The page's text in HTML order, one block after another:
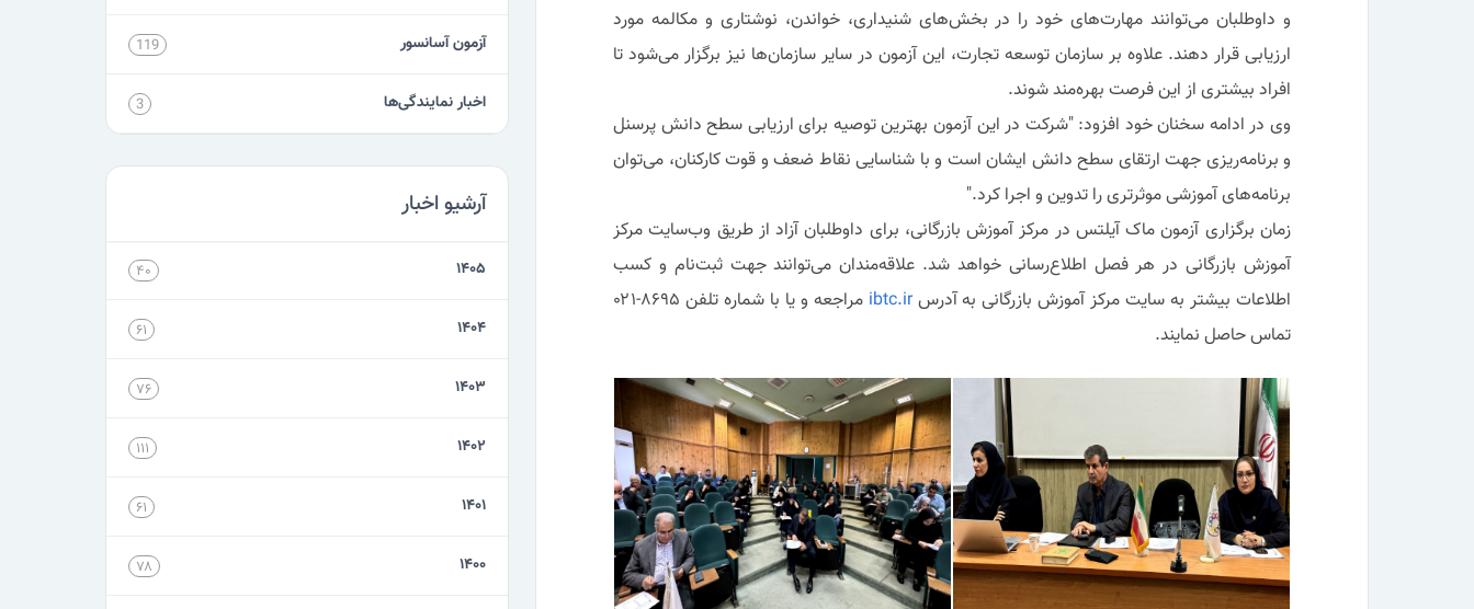
و داوطلبان می‌توانند مهارت‌های خود را در بخش‌های شنیداری، خواندن، نوشتاری و مکالمه مورد
ارزیابی قرار دهند. علاوه بر سازمان توسعه تجارت، این آزمون در سایر سازمان‌ها نیز برگزار می‌شود تا
افراد بیشتری از این فرصت بهره‌مند شوند.
وی در ادامه سخنان خود افزود: "شرکت در این آزمون بهترین توصیه برای ارزیابی سطح دانش پرسنل
و برنامه‌ریزی جهت ارتقای سطح دانش ایشان است و با شناسایی نقاط ضعف و قوت کارکنان، می‌توان
برنامه‌های آموزشی موثرتری را تدوین و اجرا کرد."
زمان برگزاری آزمون ماک آیلتس در مرکز آموزش بازرگانی، برای داوطلبان آزاد از طریق وب‌سایت مرکز
آموزش بازرگانی در هر فصل اطلاع‌رسانی خواهد شد. علاقه‌مندان می‌توانند جهت ثبت‌نام و کسب
اطلاعات بیشتر به سایت مرکز آموزش بازرگانی به آدرسibtc.ir
مراجعه و یا با شماره تلفن ۸۶۹۵-۰۲۱
تماس حاصل نمایند.
آزمون آسانسور 119
اخبار نمایندگی‌ها 3
آرشیو اخبار
۱۴۰۵ ۴۰
۱۴۰۴ ۶۱
۱۴۰۳ ۷۶
۱۴۰۲ ۱۱۱
۱۴۰۱ ۶۱
۱۴۰۰ ۷۸